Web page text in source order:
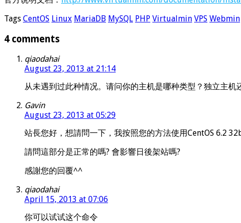
Tags CentOS Linux MariaDB MySQL PHP Virtualmin VPS Webmin
4 comments
qiaodahai
August 23, 2013 at 21:14
从未遇到过此种情况。请问你的主机是哪种类型？独立主机
Gavin
August 23, 2013 at 05:29
站長您好，想請問一下，我按照您的方法使用CentOS 6.2
請問這部分是正常的嗎? 會影響日後架站嗎?
感謝您的回覆^^
qiaodahai
April 15, 2013 at 07:06
你可以试试这个命令